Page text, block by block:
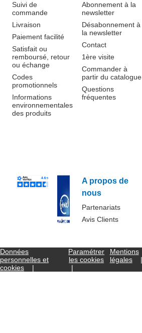
Suivi de
commande
Livraison
Paiement facilité
Satisfait ou
remboursé, retour
ou échange
Codes
promotionnels
Informations
environnementales
des produits
Abonnement à la
newsletter
Désabonnement à
la newsletter
Contact
1ère visite
Commander à
partir du catalogue
Questions
fréquentes
A propos de
nous
Partenariats
Avis Clients
Données
personnelles et
cookies
Paramétrer
les cookies
Mentions
légales